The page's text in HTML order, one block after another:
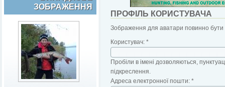
ЗОБРАЖЕННЯ
ПРОФІЛЬ КОРИСТУВАЧА
Зображення для аватари повинно бути
Користувач: *
Пробіли в імені дозволяються,
підкреслення.
Адреса електронної пошти: *